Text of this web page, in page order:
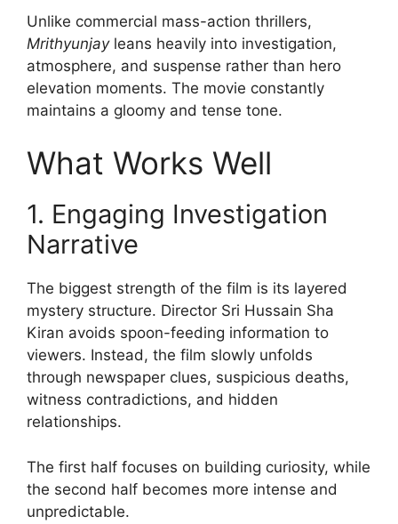
Unlike commercial mass-action thrillers,
Mrithyunjayleans heavily into investigation,
atmosphere, and suspense rather than hero
elevation moments. The movie constantly
maintains a gloomy and tense tone.
What Works Well
1. Engaging Investigation
Narrative
The biggest strength of the film is its layered
mystery structure. Director Sri Hussain Sha
Kiran avoids spoon-feeding information to
viewers. Instead, the film slowly unfolds
through newspaper clues, suspicious deaths,
witness contradictions, and hidden
relationships.
The first half focuses on building curiosity, while
the second half becomes more intense and
unpredictable.